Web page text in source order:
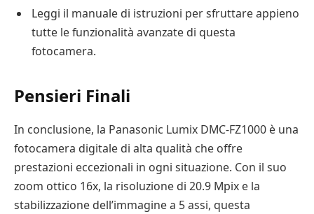
Leggi il manuale di istruzioni per sfruttare appieno
tutte le funzionalità avanzate di questa
fotocamera.
Pensieri Finali
In conclusione, la Panasonic Lumix DMC-FZ1000 è una
fotocamera digitale di alta qualità che offre
prestazioni eccezionali in ogni situazione. Con il suo
zoom ottico 16x, la risoluzione di 20.9 Mpix e la
stabilizzazione dell’immagine a 5 assi, questa